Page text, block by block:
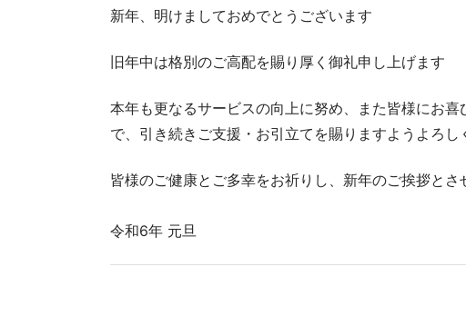
新年、明けましておめでとうございます
旧年中は格別のご高配を賜り厚く御礼申し上げます
本年も更なるサービスの向上に努め、また皆様にお
で、引き続きご支援・お引立てを賜りますようよろし
皆様のご健康とご多幸をお祈りし、新年のご挨拶とさ
令和6年 元旦